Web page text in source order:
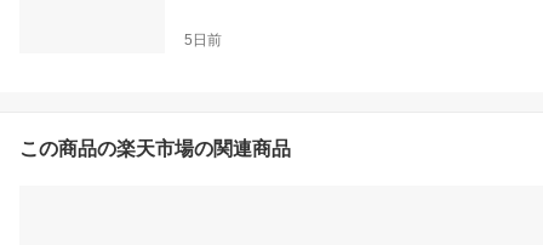
5日前
この商品の楽天市場の関連商品